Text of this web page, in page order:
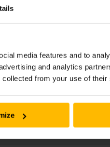
media features and to
and analytics
collected from your use of